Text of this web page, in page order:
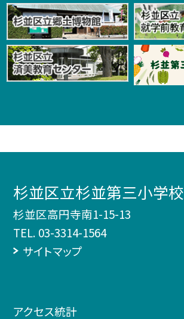
杉並区立杉並第三小学校
杉並区高円寺南1-15-13
TEL. 03-3314-1564
サイトマップ
アクセス統計